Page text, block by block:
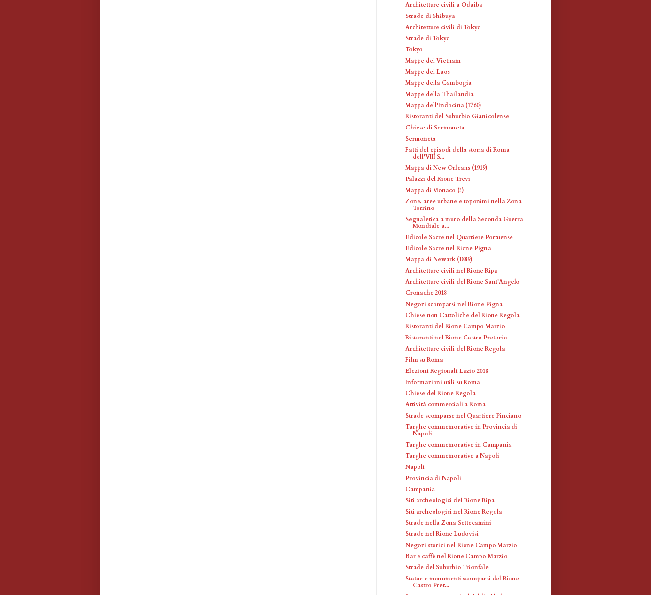
Architetture civili a Odaiba
Strade di Shibuya
Architetture civili di Tokyo
Strade di Tokyo
Tokyo
Mappe del Vietnam
Mappe del Laos
Mappe della Cambogia
Mappe della Thailandia
Mappa dell'Indocina (1760)
Ristoranti del Suburbio Gianicolense
Chiese di Sermoneta
Sermoneta
Fatti del episodi della storia di Roma
dell'VIII S...
Mappa di New Orleans (1919)
Palazzi del Rione Trevi
Mappa di Monaco (?)
Zone, aree urbane e toponimi nella Zona
Torrino
Segnaletica a muro della Seconda Guerra
Mondiale a...
Edicole Sacre nel Quartiere Portuense
Edicole Sacre nel Rione Pigna
Mappa di Newark (1889)
Architetture civili nel Rione Ripa
Architetture civili del Rione Sant'Angelo
Cronache 2018
Negozi scomparsi nel Rione Pigna
Chiese non Cattoliche del Rione Regola
Ristoranti del Rione Campo Marzio
Ristoranti nel Rione Castro Pretorio
Architetture civili del Rione Regola
Film su Roma
Elezioni Regionali Lazio 2018
Informazioni utili su Roma
Chiese del Rione Regola
Attività commerciali a Roma
Strade scomparse nel Quartiere Pinciano
Targhe commemorative in Provincia di
Napoli
Targhe commemorative in Campania
Targhe commemorative a Napoli
Napoli
Provincia di Napoli
Campania
Siti archeologici del Rione Ripa
Siti archeologici nel Rione Regola
Strade nella Zona Settecamini
Strade nel Rione Ludovisi
Negozi storici nel Rione Campo Marzio
Bar e caffè nel Rione Campo Marzio
Strade del Suburbio Trionfale
Statue e monumenti scomparsi del Rione
Castro Pret...